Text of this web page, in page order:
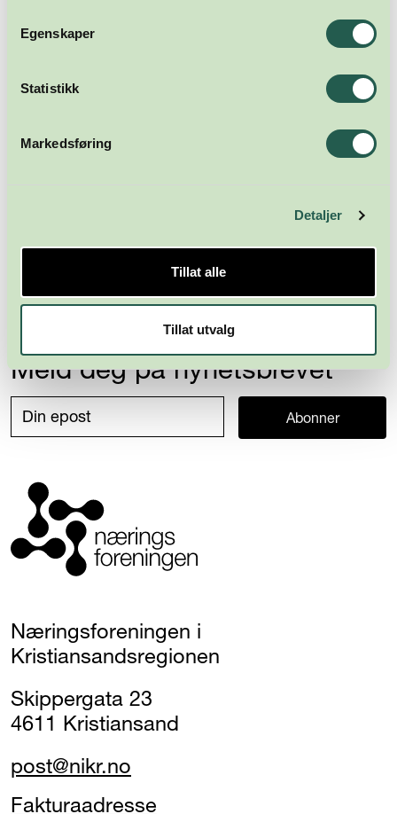
Egenskaper
Statistikk
Markedsføring
Detaljer
Tillat alle
Tillat utvalg
Meld deg på nyhetsbrevet
Abonner
Næringsforeningen i
Kristiansandsregionen
Skippergata 23
4611 Kristiansand
post@nikr.no
Fakturaadresse